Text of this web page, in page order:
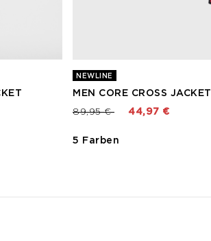
NEWLINE
MEN CORE CROSS JACKET
Preis reduziert von
89,95 €bis 44,97 €
5 Farben